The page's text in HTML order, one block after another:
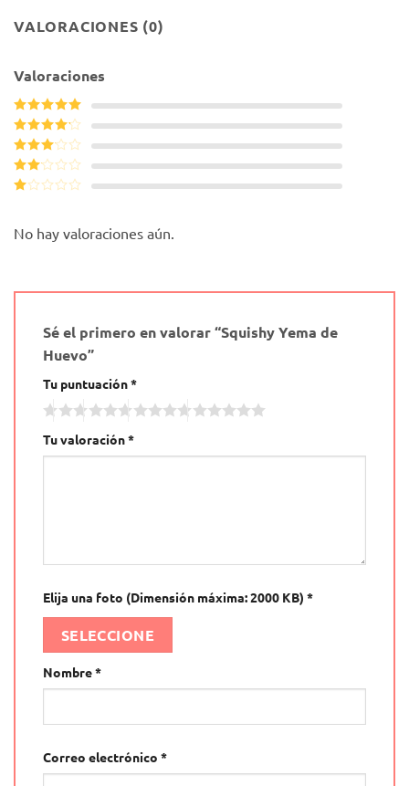
VALORACIONES (0)
Valoraciones
Valorado con
5de 5
Valorado
con
5
Valorado
con
de 5
Valorado
1
de
No hay valoraciones aún.
Sé el primero en valorar “Squishy Yema de
Huevo”
Tu puntuación*
Tu valoración*
Elija una foto (Dimensión máxima: 2000 KB) *
SELECCIONE
Nombre*
Correo electrónico *